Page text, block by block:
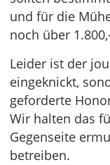
und für die
noch über
Leider ist der
eingeknickt,
geforderte
Wir halten das
Gegenseite
betreiben.